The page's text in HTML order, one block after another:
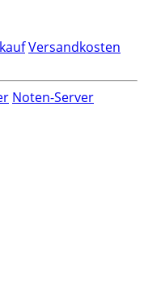
Versandkosten
Noten-Server